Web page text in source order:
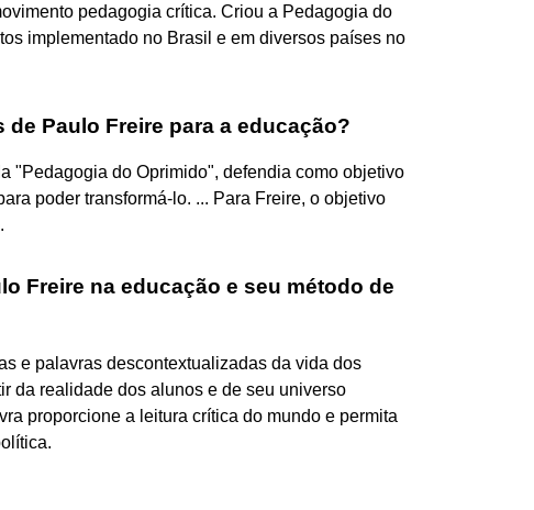
pedagogia crítica. Criou a Pedagogia do
implementado no Brasil e em diversos países no
Paulo Freire para a educação?
"Pedagogia do Oprimido", defendia como objetivo
poder transformá-lo. ... Para Freire, o objetivo
Freire na educação e seu método de
e palavras descontextualizadas da vida dos
da realidade dos alunos e de seu universo
proporcione a leitura crítica do mundo e permita